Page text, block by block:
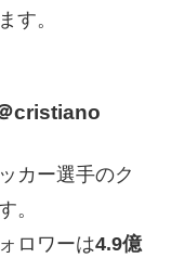
す。
cristiano
カー選手のク
。
ロワーは4.9億